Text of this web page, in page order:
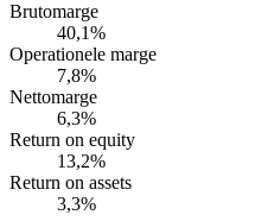
Brutomarge
40,1%
Operationele marge
7,8%
Nettomarge
6,3%
Return on equity
13,2%
Return on assets
3,3%